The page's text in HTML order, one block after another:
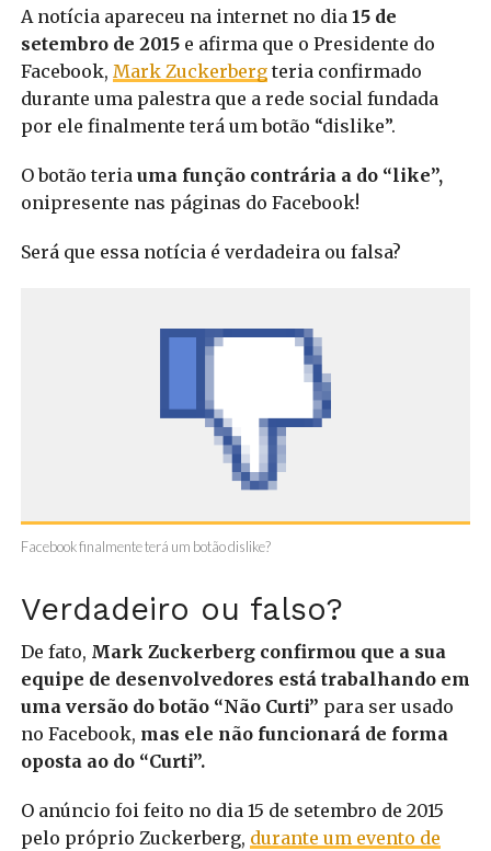
A notícia apareceu na internet no dia 15 de
setembro de 2015e afirma que o Presidente do
Facebook, Mark Zuckerbergteria confirmado
durante uma palestra que a rede social fundada
por ele finalmente terá um botão “dislike”.
O botão teria uma função contrária a do “like”,
onipresente nas páginas do Facebook!
Será que essa notícia é verdadeira ou falsa?
Facebook finalmente terá um botão dislike?
Verdadeiro ou falso?
De fato, Mark Zuckerberg confirmou que a sua
equipe de desenvolvedores está trabalhando em
uma versão do botão “Não Curti” para ser usado
no Facebook, mas ele não funcionará de forma
oposta ao do “Curti”.
O anúncio foi feito no dia 15 de setembro de 2015
pelo próprio Zuckerberg, durante um evento de